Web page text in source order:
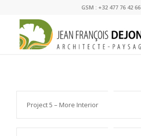
GSM : +32 477 76 42 66
Project 5 – More Interior